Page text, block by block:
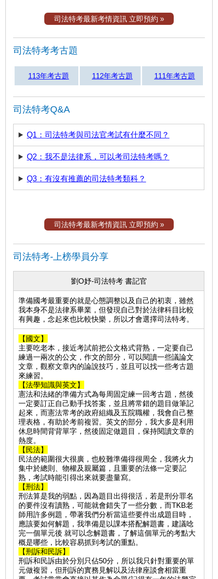
司法特考最新考情資訊 立即預約 »
司法特考考古題
113年考古題 112年考古題 111年考古題
司法特考Q&A
Q1：司法特考與司法官考試有什麼不同？
Q2：我不是法律系，可以考司法特考嗎？
Q3：有沒有推薦的司法特考類科？
司法特考最新考情資訊 立即預約 »
司法特考-上榜學員分享
劉O妤-司法特考 書記官
準備國考最重要的就是心態調整以及自己的初衷，雖然
我本身不是法律系畢業，但發現自己對於法律科目比較
有興趣，念起來也比較快樂，所以才會選擇司法特考。
【國文】
主要吃老本，接近考試前把公文格式背熟，一定要自己
練過一兩次的公文，作文的部分，可以閱讀一些議論文
文章，觀察文章內的論說技巧，並且可以找一些考古題
來練習。
【法學知識與英文】
憲法和法緒的準備方式為每周固定練一回考古題，然後
一定要訂正自己動手找答案，並且將常錯的題目做筆記
起來，而憲法常考的政府組織及五院職權，我會自己整
理表格，有助於考前複習。英文的部分，我大多是利用
休息時間背背單字，然後固定做題目，保持閱讀文章的
熱度。
【民法】
民法的範圍很大很廣，也較難準備得很周全，我將火力
集中於總則、物權及親屬篇，且重要的法條一定要記
熟，考試時能引得出來就要盡量寫。
【刑法】
刑法算是我的弱點，因為題目出得很活，若是刑分罪名
的要件沒有讀熟，可能就會錯失了一些分數，而TKB老
師用許多例題，帶著我們分析當這些要件出成題目時，
應該要如何解題，我準備是以課本搭配解題書，建議唸
完一個單元後 就可以念解題書，了解這個單元的考點大
概是哪些，比較容易抓到考試的重點。
【刑訴和民訴】
刑訴和民訴由於分別只佔50分，所以我只針對重要的單
元做複習，但刑訴的實務見解以及法律座談會相當重